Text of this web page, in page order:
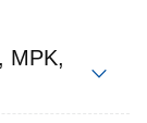
MPK,